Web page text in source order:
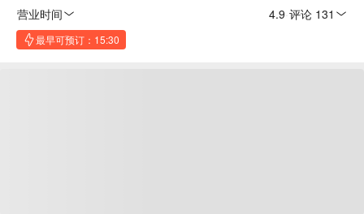
营业时间
4.9 评论 131
最早可预订：15:30